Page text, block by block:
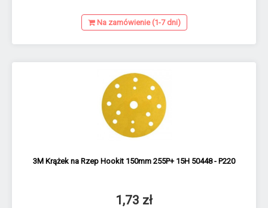
Na zamówienie (1-7 dni)
3M Krążek na Rzep Hookit 150mm 255P+ 15H 50448 - P220
1,73 zł